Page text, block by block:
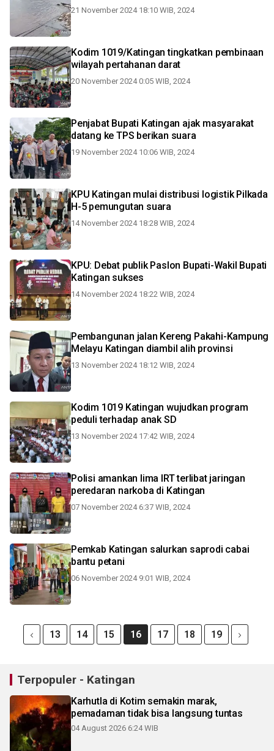
21 November 2024 18:10 WIB, 2024
Kodim 1019/Katingan tingkatkan pembinaan
wilayah pertahanan darat
20 November 2024 0:05 WIB, 2024
Penjabat Bupati Katingan ajak masyarakat
datang ke TPS berikan suara
19 November 2024 10:06 WIB, 2024
KPU Katingan mulai distribusi logistik Pilkada
H-5 pemungutan suara
14 November 2024 18:28 WIB, 2024
KPU: Debat publik Paslon Bupati-Wakil Bupati
Katingan sukses
14 November 2024 18:22 WIB, 2024
Pembangunan jalan Kereng Pakahi-Kampung
Melayu Katingan diambil alih provinsi
13 November 2024 18:12 WIB, 2024
Kodim 1019 Katingan wujudkan program
peduli terhadap anak SD
13 November 2024 17:42 WIB, 2024
Polisi amankan lima IRT terlibat jaringan
peredaran narkoba di Katingan
07 November 2024 6:37 WIB, 2024
Pemkab Katingan salurkan saprodi cabai
bantu petani
06 November 2024 9:01 WIB, 2024
13 14 15 16 17 18 19
Terpopuler - Katingan
Karhutla di Kotim semakin marak,
pemadaman tidak bisa langsung tuntas
04 August 2026 6:24 WIB